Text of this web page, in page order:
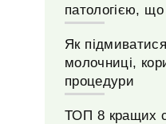
патологією,
Як
молочниці,
процедури
ТОП 8 кращих